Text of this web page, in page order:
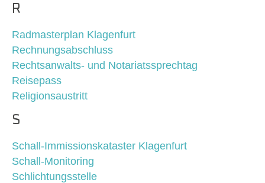
R
Radmasterplan Klagenfurt
Rechnungsabschluss
Rechtsanwalts- und Notariatssprechtag
Reisepass
Religionsaustritt
S
Schall-Immissionskataster Klagenfurt
Schall-Monitoring
Schlichtungsstelle